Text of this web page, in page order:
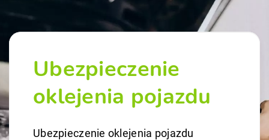
Ubezpieczenie
oklejenia pojazdu
Ubezpieczenie oklejenia pojazdu